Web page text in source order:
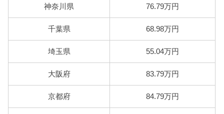
神奈川県 76.79万円
千葉県 68.98万円
埼玉県 55.04万円
大阪府 83.79万円
京都府 84.79万円